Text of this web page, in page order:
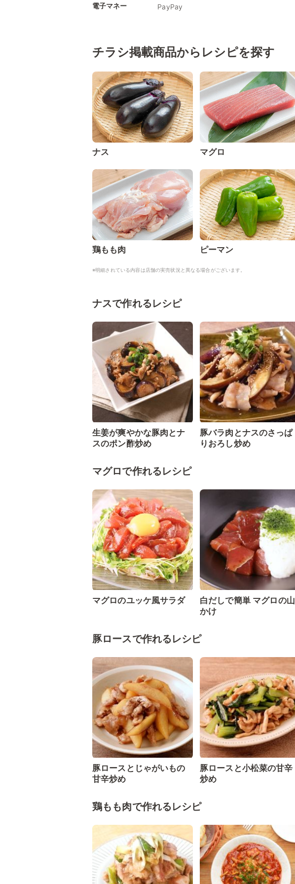
電子マネー PayPay
チラシ掲載商品からレシピを探す
ナス マグロ
鶏もも肉 ピーマン
※明細されている内容は店舗の実売状況と異なる場合がございます。
ナスで作れるレシピ
生姜が爽やかな豚肉とナ
スのポン酢炒め
豚バラ肉とナスのさっぱ
りおろし炒め
マグロで作れるレシピ
マグロのユッケ風サラダ
白だしで簡単 マグロの山
かけ
豚ロースで作れるレシピ
豚ロースとじゃがいもの
甘辛炒め
豚ロースと小松菜の甘辛
炒め
鶏もも肉で作れるレシピ